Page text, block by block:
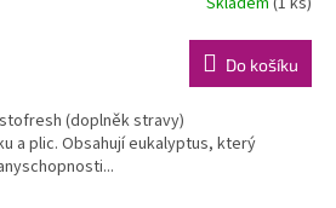
Do košíku
(doplněk stravy)
a plic. Obsahují eukalyptus, který